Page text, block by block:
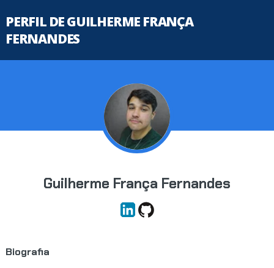
PERFIL DE GUILHERME FRANÇA
FERNANDES
Guilherme França Fernandes
Biografia